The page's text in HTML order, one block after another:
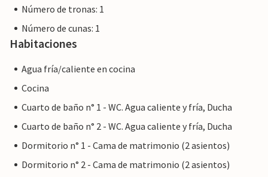
Número de tronas: 1
Número de cunas: 1
Habitaciones
Agua fría/caliente en cocina
Cocina
Cuarto de baño n° 1 - WC. Agua caliente y fría, Ducha
Cuarto de baño n° 2 - WC. Agua caliente y fría, Ducha
Dormitorio n° 1 - Cama de matrimonio (2 asientos)
Dormitorio n° 2 - Cama de matrimonio (2 asientos)